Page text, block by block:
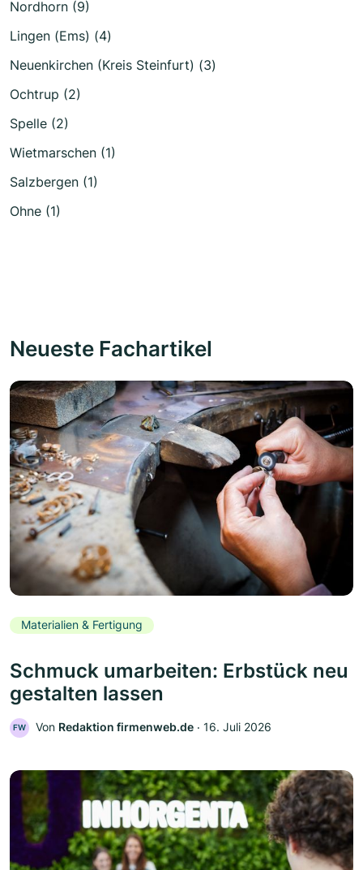
Nordhorn (9)
Lingen (Ems) (4)
Neuenkirchen (Kreis Steinfurt) (3)
Ochtrup (2)
Spelle (2)
Wietmarschen (1)
Salzbergen (1)
Ohne (1)
Neueste Fachartikel
Materialien & Fertigung
Schmuck umarbeiten: Erbstück neu
gestalten lassen
FW Von Redaktion firmenweb.de ‧ 16. Juli 2026